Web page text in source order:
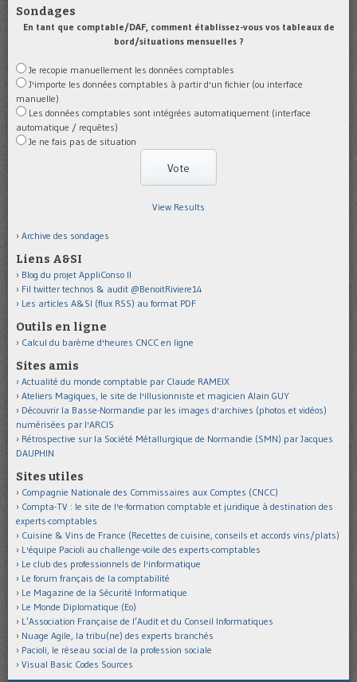
Sondages
En tant que comptable/DAF, comment établissez-vous vos tableaux de
bord/situations mensuelles ?
Je recopie manuellement les données comptables
J'importe les données comptables à partir d'un fichier (ou interface
manuelle)
Les données comptables sont intégrées automatiquement (interface
automatique / requêtes)
Je ne fais pas de situation
View Results
Archive des sondages
Liens A&SI
Blog du projet AppliConso II
Fil twitter technos & audit @BenoitRiviere14
Les articles A&SI (flux RSS) au format PDF
Outils en ligne
Calcul du barème d'heures CNCC en ligne
Sites amis
Actualité du monde comptable par Claude RAMEIX
Ateliers Magiques, le site de l'illusionniste et magicien Alain GUY
Découvrir la Basse-Normandie par les images d'archives (photos et vidéos)
numérisées par l'ARCIS
Rétrospective sur la Société Métallurgique de Normandie (SMN) par Jacques
DAUPHIN
Sites utiles
Compagnie Nationale des Commissaires aux Comptes (CNCC)
Compta-TV : le site de l'e-formation comptable et juridique à destination des
experts-comptables
Cuisine & Vins de France (Recettes de cuisine, conseils et accords vins/plats)
L'équipe Pacioli au challenge-voile des experts-comptables
Le club des professionnels de l'informatique
Le forum français de la comptabilité
Le Magazine de la Sécurité Informatique
Le Monde Diplomatique (Eo)
L’Association Française de l’Audit et du Conseil Informatiques
Nuage Agile, la tribu(ne) des experts branchés
Pacioli, le réseau social de la profession sociale
Visual Basic Codes Sources